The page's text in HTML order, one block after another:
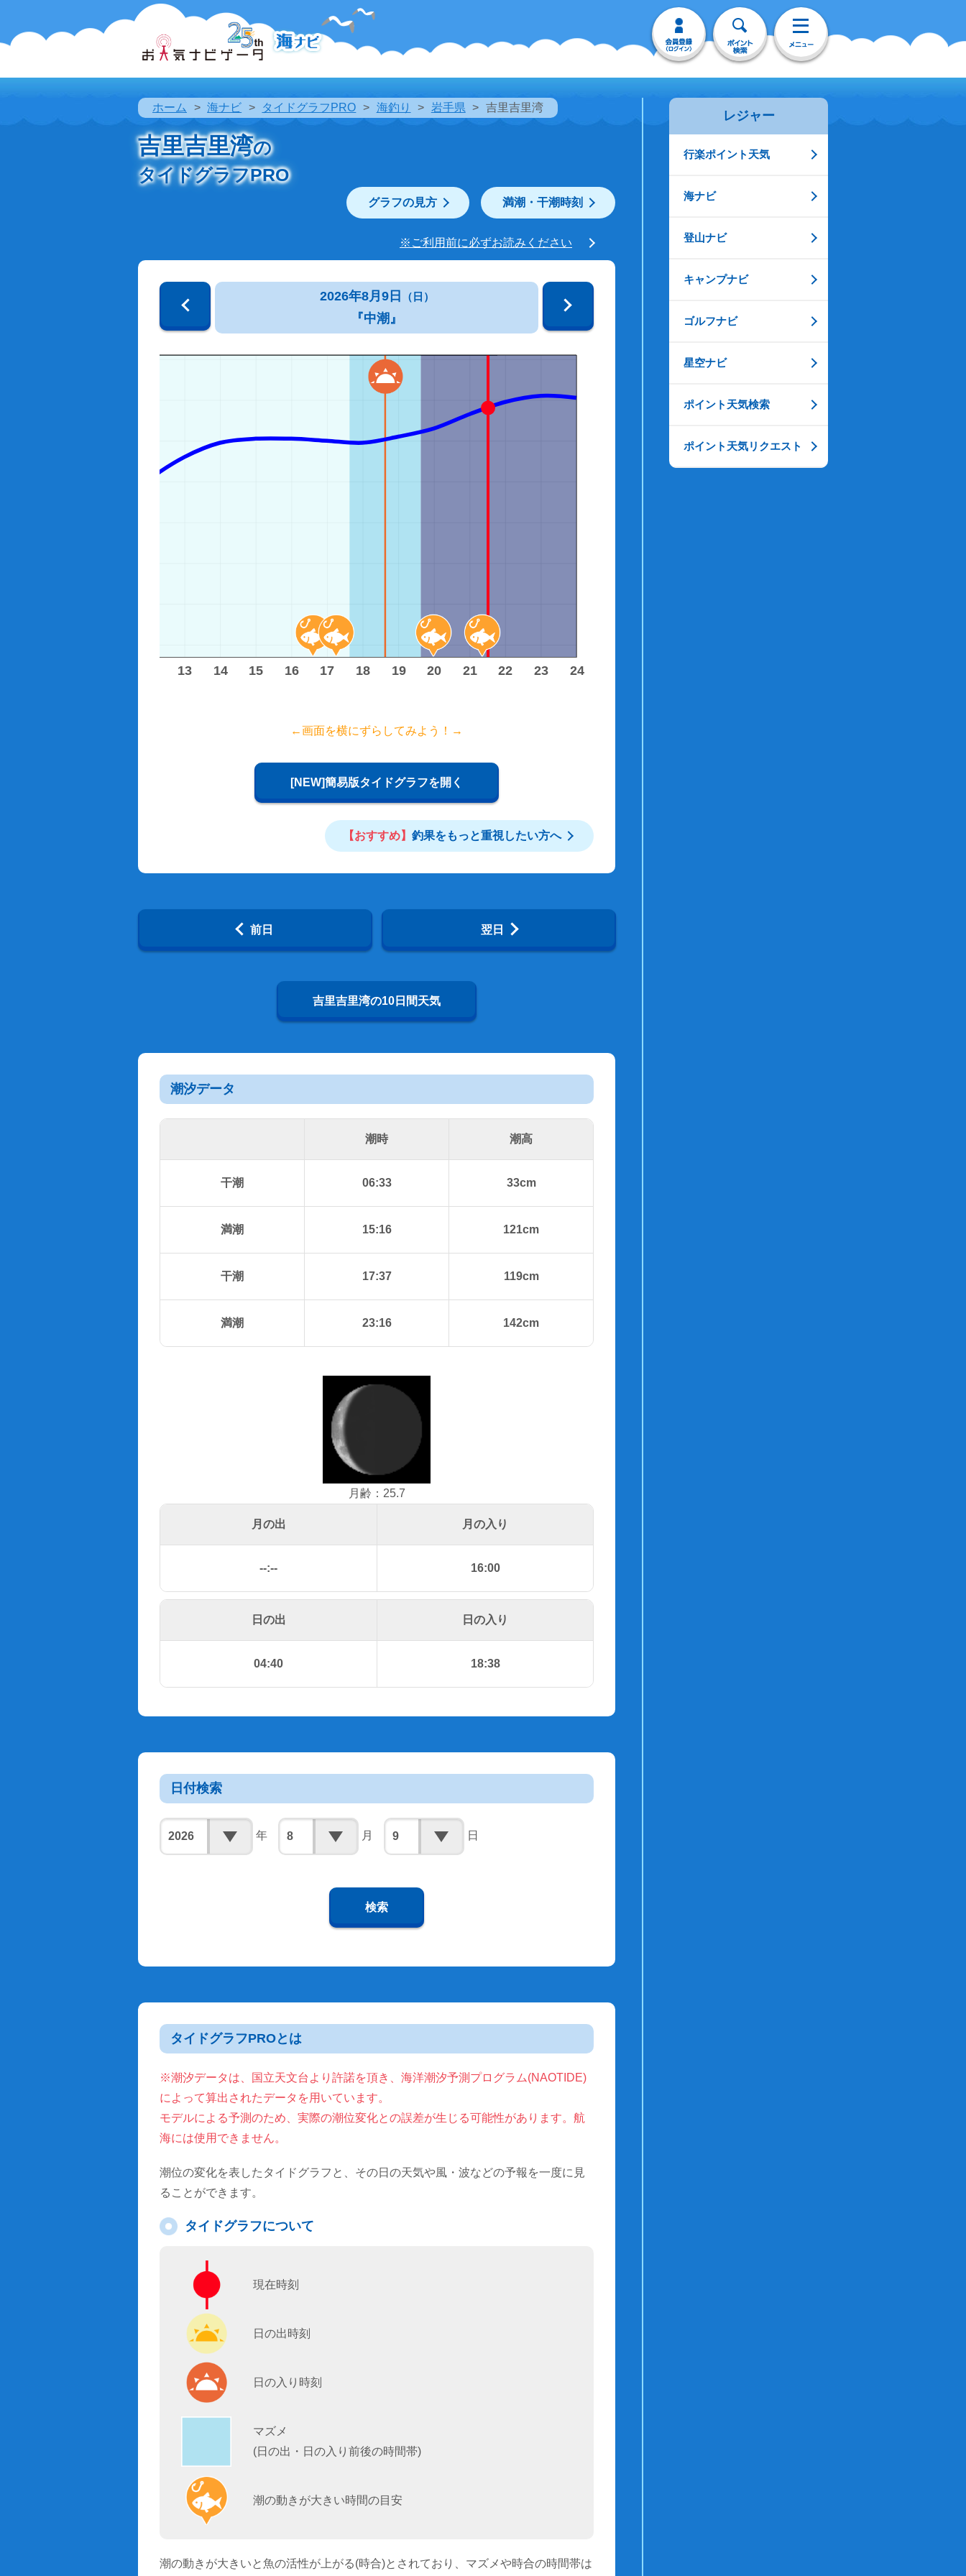
ホーム 海ナビ タイドグラフPRO 海釣り 岩手県 吉里吉里湾
吉里吉里湾の
タイドグラフPRO
グラフの見方 満潮・干潮時刻
※ご利用前に必ずお読みください
2026年8月9日 （日）
『中潮』
13 14 15 16 17 18 19 20 21 22 23 24
←画面を横にずらしてみよう！→
[NEW]簡易版タイドグラフを開く
【おすすめ】 釣果をもっと重視したい方へ
前日 翌日
吉里吉里湾の10日間天気
潮汐データ
潮時 潮高
干潮 06:33 33cm
満潮 15:16 121cm
干潮 17:37 119cm
満潮 23:16 142cm
月齢：25.7
月の出 月の入り
--:-- 16:00
日の出 日の入り
04:40 18:38
日付検索
年 月 日
検索
タイドグラフPROとは
※潮汐データは、国立天文台より許諾を頂き、海洋潮汐予測プログラム(NAOTIDE)
によって算出されたデータを用いています。
モデルによる予測のため、実際の潮位変化との誤差が生じる可能性があります。航
海には使用できません。
潮位の変化を表したタイドグラフと、その日の天気や風・波などの予報を一度に見
ることができます。
タイドグラフについて
現在時刻
日の出時刻
日の入り時刻
マズメ
(日の出・日の入り前後の時間帯)
潮の動きが大きい時間の目安
潮の動きが大きいと魚の活性が上がる(時合)とされており、マズメや時合の時間帯は
レジャー
行楽ポイント天気
海ナビ
登山ナビ
キャンプナビ
ゴルフナビ
星空ナビ
ポイント天気検索
ポイント天気リクエスト